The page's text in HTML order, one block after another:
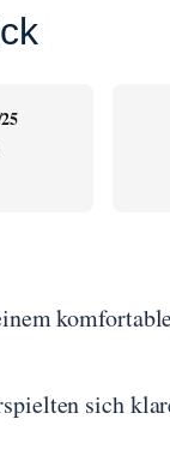
sich